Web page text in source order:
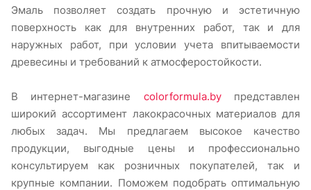
Эмаль позволяет создать прочную и эстетичную
поверхность как для внутренних работ, так и для
наружных работ, при условии учета впитываемости
древесины и требований к атмосферостойкости.
В интернет-магазине colorformula.byпредставлен
широкий ассортимент лакокрасочных материалов для
любых задач. Мы предлагаем высокое качество
продукции, выгодные цены и профессионально
консультируем как розничных покупателей, так и
крупные компании. Поможем подобрать оптимальную